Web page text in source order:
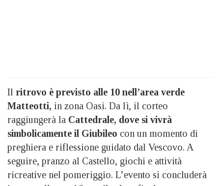
Il ritrovo è previsto alle 10 nell’area verde
Matteotti, in zona Oasi. Da lì, il corteo
raggiungerà la Cattedrale, dove si vivrà
simbolicamente il Giubileo con un momento di
preghiera e riflessione guidato dal Vescovo. A
seguire, pranzo al Castello, giochi e attività
ricreative nel pomeriggio. L’evento si concluderà